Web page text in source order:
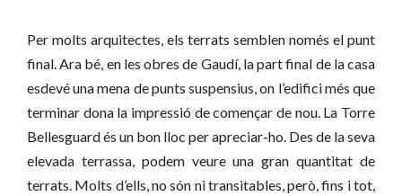
Per molts arquitectes, els terrats semblen només el punt
final. Ara bé, en les obres de Gaudí, la part final de la casa
esdevé una mena de punts suspensius, on l’edifici més que
terminar dona la impressió de començar de nou. La Torre
Bellesguard és un bon lloc per apreciar-ho. Des de la seva
elevada terrassa, podem veure una gran quantitat de
terrats. Molts d’ells, no són ni transitables, però, fins i tot,